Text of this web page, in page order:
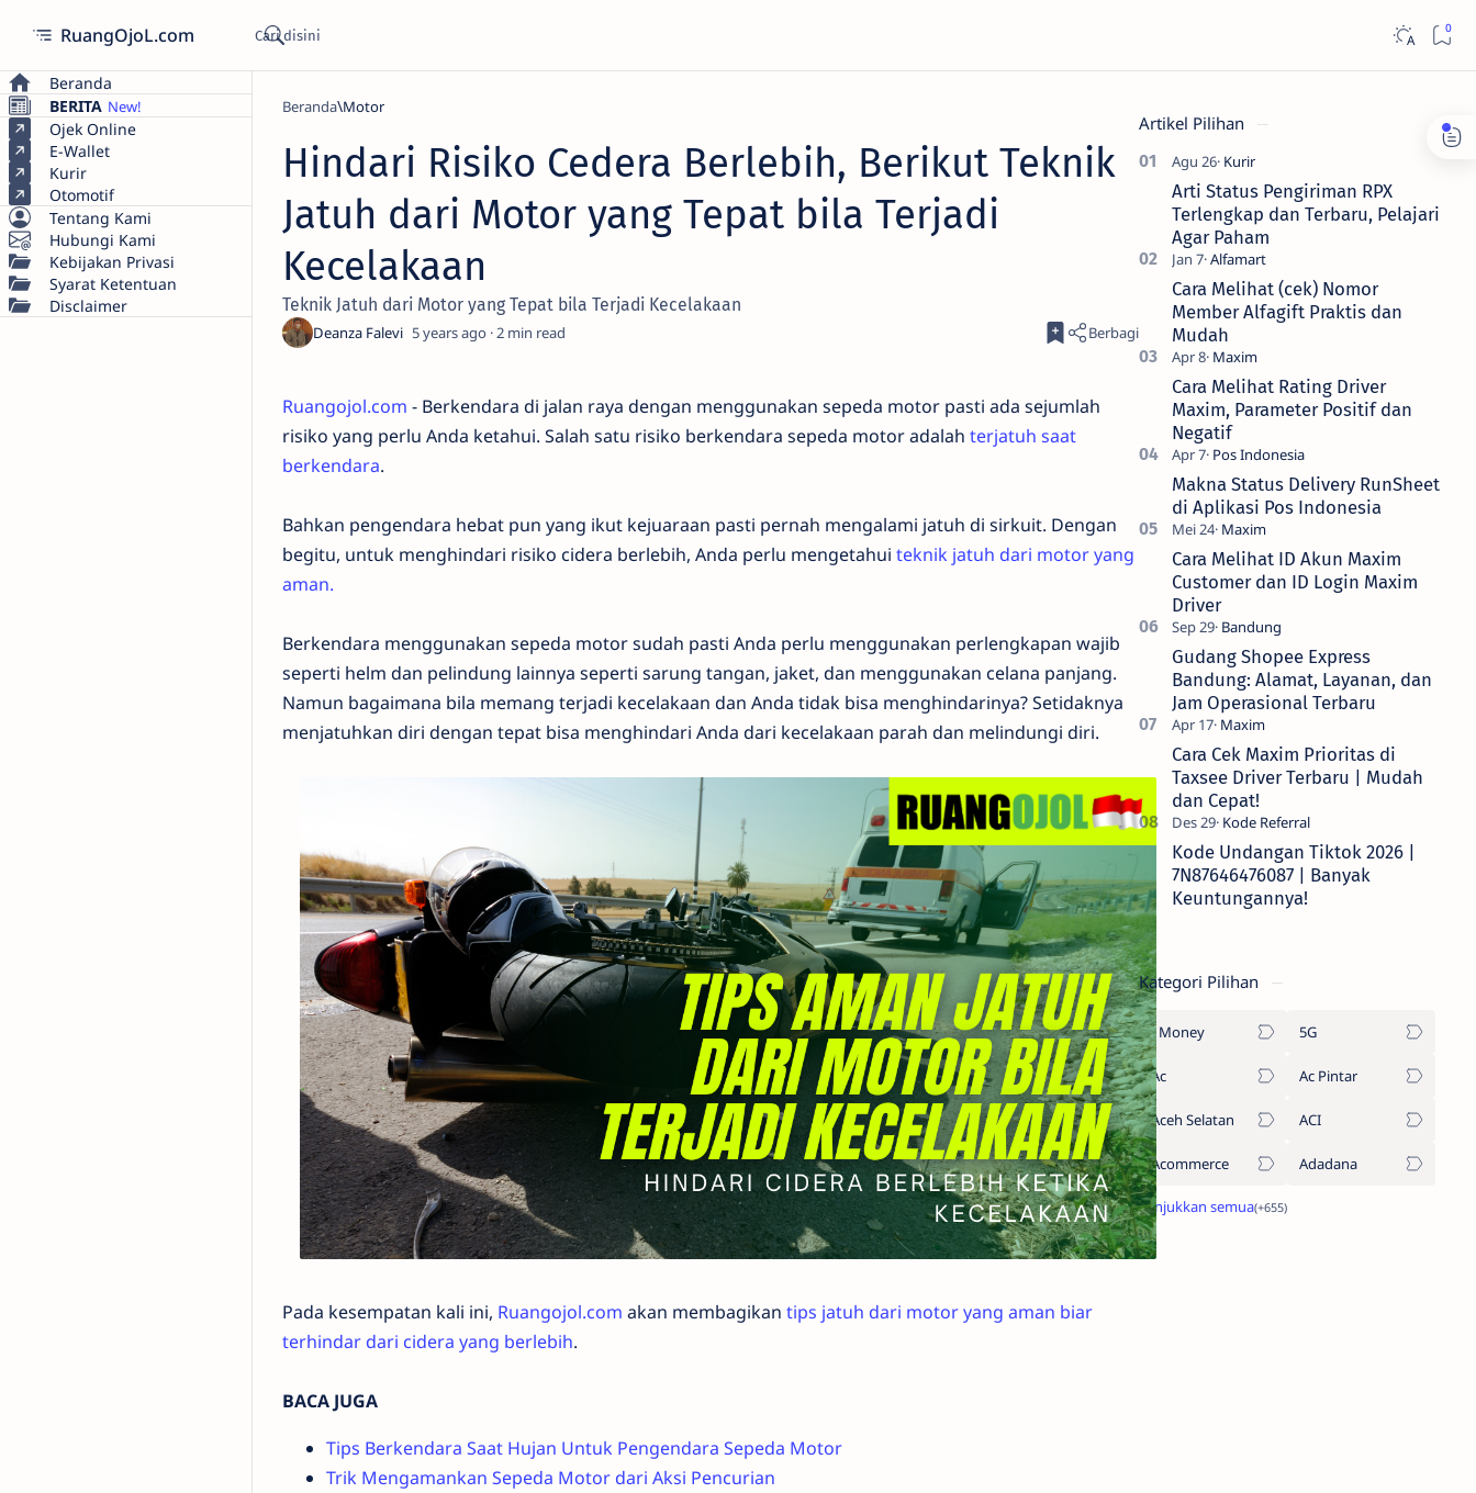
RuangOjoL.com
Beranda
BERITA
Ojek Online
E-Wallet
Kurir
Otomotif
Tentang Kami
Hubungi Kami
Kebijakan Privasi
Syarat Ketentuan
Disclaimer
Beranda Motor
Hindari Risiko Cedera Berlebih, Berikut Teknik
Jatuh dari Motor yang Tepat bila Terjadi
Kecelakaan
Teknik Jatuh dari Motor yang Tepat bila Terjadi Kecelakaan
5 years ago 2
Ruangojol.com - Berkendara di jalan raya dengan menggunakan sepeda motor pasti ada sejumlah
risiko yang perlu Anda ketahui. Salah satu risiko berkendara sepeda motor adalah terjatuh saat
berkendara.
Bahkan pengendara hebat pun yang ikut kejuaraan pasti pernah mengalami jatuh di sirkuit. Dengan
begitu, untuk menghindari risiko cidera berlebih, Anda perlu mengetahui teknik jatuh dari motor yang
aman.
Berkendara menggunakan sepeda motor sudah pasti Anda perlu menggunakan perlengkapan wajib
seperti helm dan pelindung lainnya seperti sarung tangan, jaket, dan menggunakan celana panjang.
Namun bagaimana bila memang terjadi kecelakaan dan Anda tidak bisa menghindarinya? Setidaknya
menjatuhkan diri dengan tepat bisa menghindari Anda dari kecelakaan parah dan melindungi diri.
Pada kesempatan kali ini, Ruangojol.com akan membagikan tips jatuh dari motor yang aman biar
terhindar dari cidera yang berlebih.
BACA JUGA
Tips Berkendara Saat Hujan Untuk Pengendara Sepeda Motor
Trik Mengamankan Sepeda Motor dari Aksi Pencurian
Artikel Pilihan
Arti Status Pengiriman RPX
Terlengkap dan Terbaru, Pelajari
Agar Paham
Cara Melihat (cek) Nomor
Member Alfagift Praktis dan
Mudah
Cara Melihat Rating Driver
Maxim, Parameter Positif dan
Negatif
Makna Status Delivery RunSheet
di Aplikasi Pos Indonesia
Cara Melihat ID Akun Maxim
Customer dan ID Login Maxim
Driver
Gudang Shopee Express
Bandung: Alamat, Layanan, dan
Jam Operasional Terbaru
Cara Cek Maxim Prioritas di
Taxsee Driver Terbaru | Mudah
dan Cepat!
Kode Undangan Tiktok 2026 |
7N87646476087 | Banyak
Keuntungannya!
Kategori Pilihan
1Money 5G
Ac Ac Pintar
Aceh Selatan ACI
Acommerce Adadana